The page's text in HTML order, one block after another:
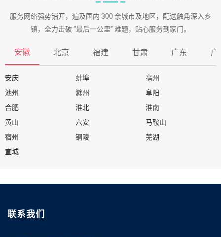
服务网络强势铺开，遍及国内 300 余城市及地区，配送触角深入乡
镇，全力击破 “最后一公里” 难题，贴心服务到家门。
安徽 北京 福建 甘肃 广东 广
安庆 蚌埠
亳州
池州
滁州
阜阳
合肥
淮北
淮南
黄山
六安
马鞍山
宿州
铜陵
芜湖
宣城
联系我们